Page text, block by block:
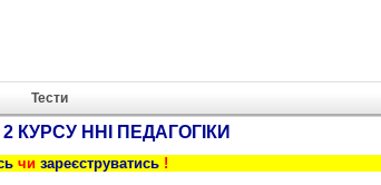
Тести
КУРСУ ННІ ПЕДАГОГІКИ
чи зареєструватись !